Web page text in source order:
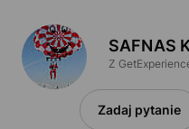
SAFNAS
Z
Zadaj pytanie